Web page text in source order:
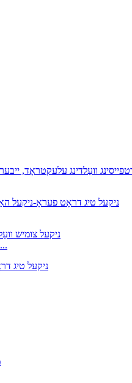
ERNiFeCr-1 ניקאַל צומיש וועלדינג דראָט, ניקאַל טיג דראָט ...